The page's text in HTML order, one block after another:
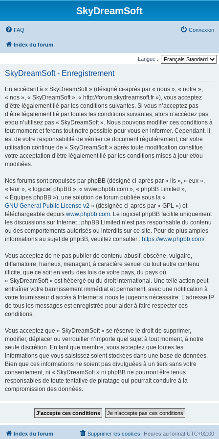
SkyDreamSoft
FAQ Connexion
Index du forum
Langue :
SkyDreamSoft - Enregistrement
En accédant à « SkyDreamSoft » (désigné ci-après par « nous », « notre »,
« nos », « SkyDreamSoft », « http://forum.skydreamsoft.fr »), vous acceptez
d’être légalement lié par les conditions suivantes. Si vous n’acceptez pas
d’être légalement lié par toutes les conditions suivantes, alors n’accédez pas
et/ou n’utilisez pas « SkyDreamSoft ». Nous pouvons modifier ces conditions à
tout moment et ferons tout notre possible pour vous en informer. Cependant, il
est de votre responsabilité de vérifier ce document régulièrement, car votre
utilisation continue de « SkyDreamSoft » après toute modification constitue
votre acceptation d’être légalement lié par les conditions mises à jour et/ou
modifiées.
Nos forums sont propulsés par phpBB (désigné ci-après par « ils », « eux »,
« leur », « logiciel phpBB », « www.phpbb.com », « phpBB Limited »,
« Équipes phpBB »), une solution de forum publiée sous la «
GNU General Public License v2 » (désignée ci-après par « GPL ») et
téléchargeable depuis www.phpbb.com. Le logiciel phpBB facilite uniquement
les discussions sur Internet ; phpBB Limited n’est pas responsable du contenu
ou des comportements autorisés ou interdits sur ce site. Pour de plus amples
informations au sujet de phpBB, veuillez consulter : https://www.phpbb.com/.
Vous acceptez de ne pas publier de contenu abusif, obscène, vulgaire,
diffamatoire, haineux, menaçant, à caractère sexuel ou tout autre contenu
illicite, que ce soit en vertu des lois de votre pays, du pays où
« SkyDreamSoft » est hébergé ou du droit international. Une telle action peut
entraîner votre bannissement immédiat et permanent, avec une notification à
votre fournisseur d’accès à Internet si nous le jugeons nécessaire. L’adresse IP
de tous les messages est enregistrée pour aider à faire respecter ces
conditions.
Vous acceptez que « SkyDreamSoft » se réserve le droit de supprimer,
modifier, déplacer ou verrouiller n’importe quel sujet à tout moment, à notre
seule discrétion. En tant que membre, vous acceptez que toutes les
informations que vous saisissez soient stockées dans une base de données.
Bien que ces informations ne soient pas divulguées à un tiers sans votre
consentement, ni « SkyDreamSoft » ni phpBB ne pourront être tenus
responsables de toute tentative de piratage qui pourrait conduire à la
compromission des données.
Index du forum Heures au format UTC+02:00
Supprimer les cookies